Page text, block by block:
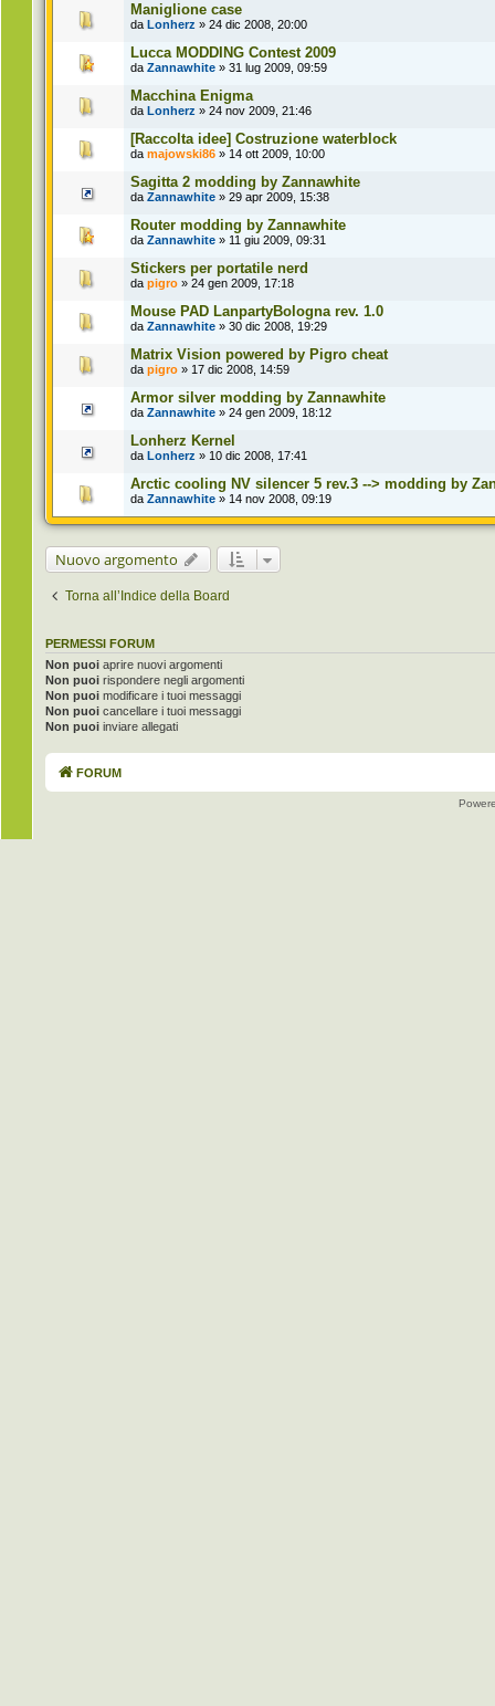
Maniglione case
da Lonherz » 24 dic 2008, 20:00
Lucca MODDING Contest 2009
da Zannawhite » 31 lug 2009, 09:59
Macchina Enigma
da Lonherz » 24 nov 2009, 21:46
[Raccolta idee] Costruzione waterblock
da majowski86 » 14 ott 2009, 10:00
Sagitta 2 modding by Zannawhite
da Zannawhite » 29 apr 2009, 15:38
Router modding by Zannawhite
da Zannawhite » 11 giu 2009, 09:31
Stickers per portatile nerd
da pigro » 24 gen 2009, 17:18
Mouse PAD LanpartyBologna rev. 1.0
da Zannawhite » 30 dic 2008, 19:29
Matrix Vision powered by Pigro cheat
da pigro » 17 dic 2008, 14:59
Armor silver modding by Zannawhite
da Zannawhite » 24 gen 2009, 18:12
Lonherz Kernel
da Lonherz » 10 dic 2008, 17:41
Arctic cooling NV silencer 5 rev.3 --> modding by
da Zannawhite » 14 nov 2008, 09:19
Nuovo argomento
Torna all’Indice della Board
PERMESSI FORUM
Non puoi aprire nuovi argomenti
Non puoi rispondere negli argomenti
Non puoi modificare i tuoi messaggi
Non puoi cancellare i tuoi messaggi
Non puoi inviare allegati
FORUM